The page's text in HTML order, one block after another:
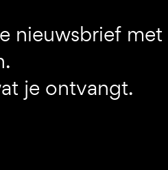
nieuwsbrief
je ontvangt.